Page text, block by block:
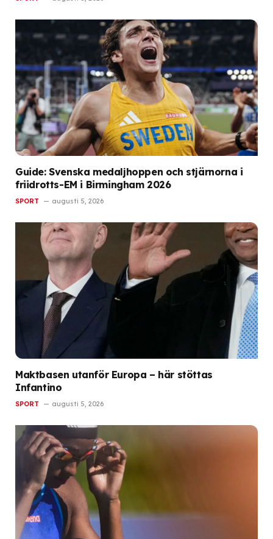
Guide: Svenska medaljhoppen och stjärnorna i
friidrotts-EM i Birmingham 2026
SPORT augusti 5, 2026
Maktbasen utanför Europa – här stöttas
Infantino
SPORT augusti 5, 2026